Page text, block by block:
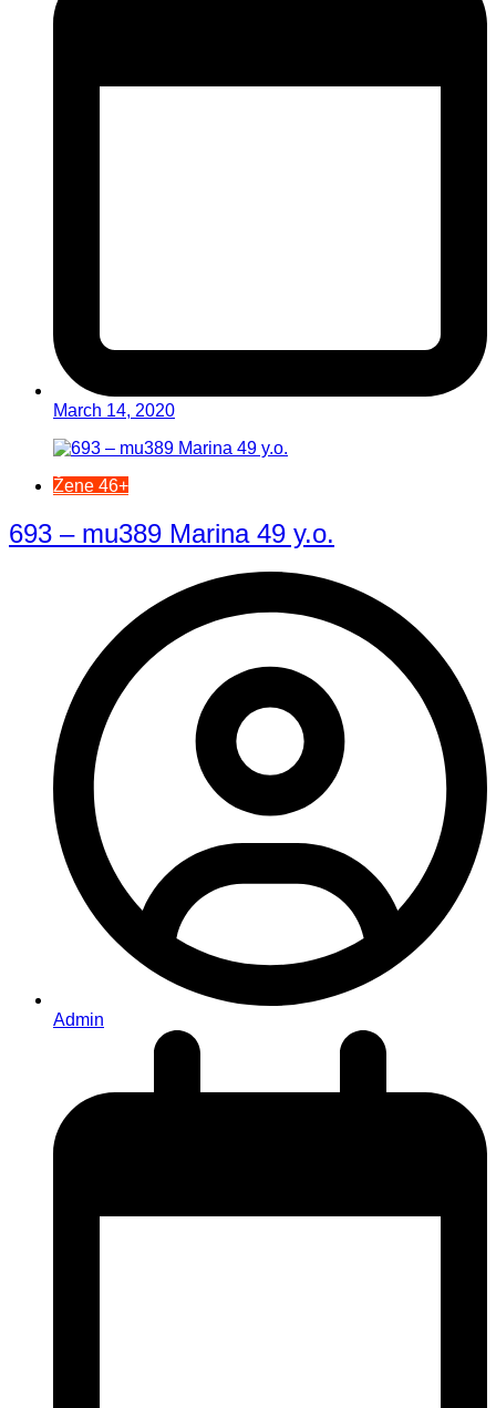
March 14, 2020
Žene 46+
693 – mu389 Marina 49 y.o.
Admin